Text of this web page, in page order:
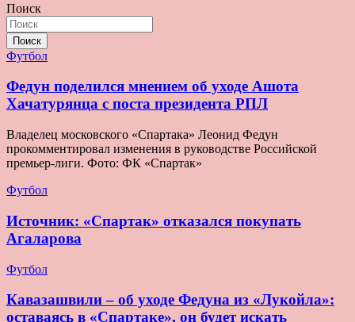
Поиск
Поиск
Футбол
Федун поделился мнением об уходе Ашота
Хачатурянца с поста президента РПЛ
Владелец московского «Спартака» Леонид Федун
прокомментировал изменения в руководстве Российской
премьер-лиги. Фото: ФК «Спартак»
Футбол
Источник: «Спартак» отказался покупать
Агаларова
Футбол
Кавазашвили – об уходе Федуна из «Лукойла»:
оставаясь в «Спартаке», он будет искать